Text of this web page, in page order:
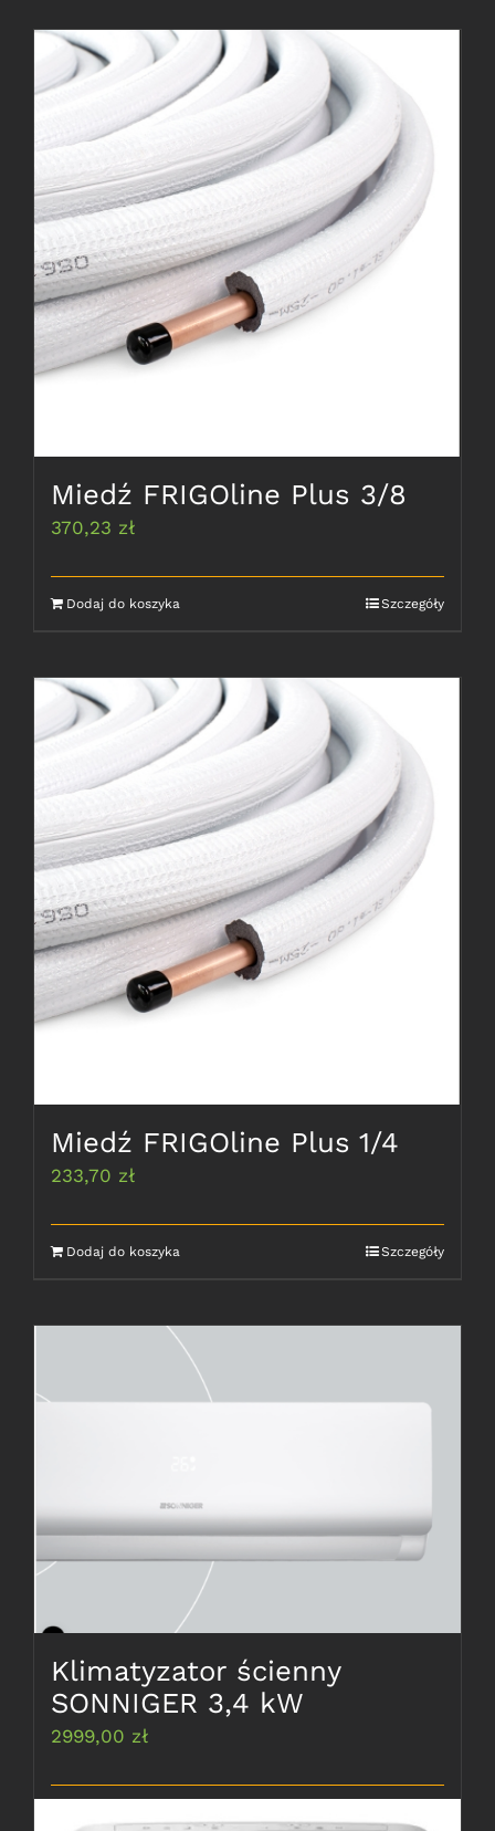
Miedź FRIGOline Plus 3/8
370,23 zł
Dodaj do koszyka Szczegóły
Miedź FRIGOline Plus 1/4
233,70 zł
Dodaj do koszyka Szczegóły
Klimatyzator ścienny
SONNIGER 3,4 kW
2999,00 zł